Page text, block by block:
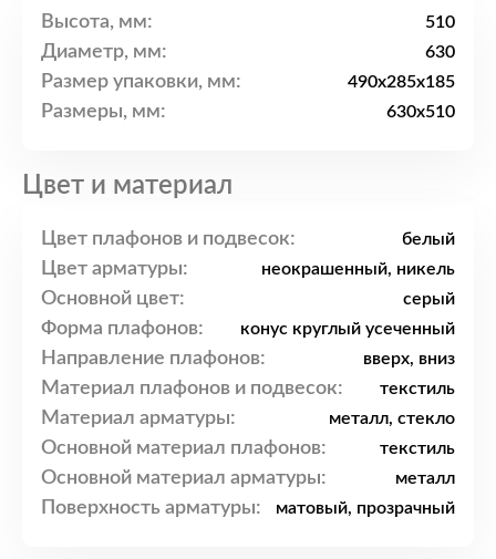
Высота, мм: 510
Диаметр, мм: 630
Размер упаковки, мм: 490x285x185
Размеры, мм: 630x510
Цвет и материал
Цвет плафонов и подвесок: белый
Цвет арматуры: неокрашенный, никель
Основной цвет: серый
Форма плафонов: конус круглый усеченный
Направление плафонов: вверх, вниз
Материал плафонов и подвесок: текстиль
Материал арматуры: металл, стекло
Основной материал плафонов: текстиль
Основной материал арматуры: металл
Поверхность арматуры: матовый, прозрачный